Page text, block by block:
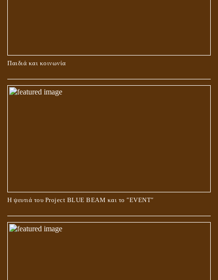
Παιδιά και κοινωνία
Η ψευτιά του Project BLUE BEAM και το ʺEVENTʺ
ΚΑΥΣΗ Ή ΤΑΦΗ ΤΩΝ ΝΕΚΡΩΝ?
Ο ΡΟΛΟΣ ΤΗΣ ΛΙΛΙΘ ΣΤΗ ΓΕΝΕΣΗ